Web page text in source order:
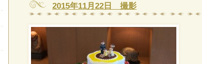
2015年11月22日 撮影